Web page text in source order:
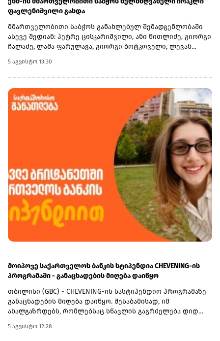
ფავლენიშვილი გახდა
მმართველობითი საბჭოს განახლებულ შემადგენლობაში
ასევე შედიან: პეტრე ცისკარიშვილი, ანი წითლიძე, გიორგი
ჩალაძე, ლაშა ფარულავა, გიორგი ბოტკოველი, ლევან
შეეხება პარტიის ყოფილ თავმჯდომარეს, თინა ბოკუჩავას,
ლევან ბეჟაშვილის განცხადებით, მან უარი თქვა
მმართველობითი საბჭოს საქმიანობაში მონაწილეობაზე
და საქმიანობას პარტიის პოლიტსაბჭოს წევრის სტატუსით
გააგრძელებს.
5 აგვისტო 13:30
მოიპოვე საქართველოს ბანკის სტიპენდია CHEVENING-ის
პროგრამაში - განაცხადების მიღება დაიწყო
თბილისი (GBC) - CHEVENING-ის სასტიპენდიო პროგრამაზე
განაცხადების მიღება დაიწყო. შესაბამისად, იმ
ახალგაზრდებს, რომლებსაც სწავლის გაგრძელება დიდ
განაცხადი, გახდნენ საქართველოს ბანკის სტიპენდიატები
5 აგვისტო 12:28